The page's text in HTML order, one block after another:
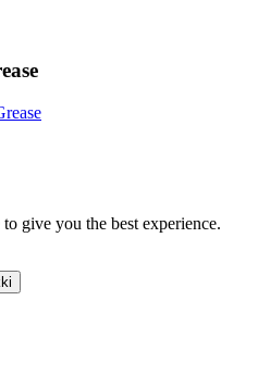
give you the best experience.